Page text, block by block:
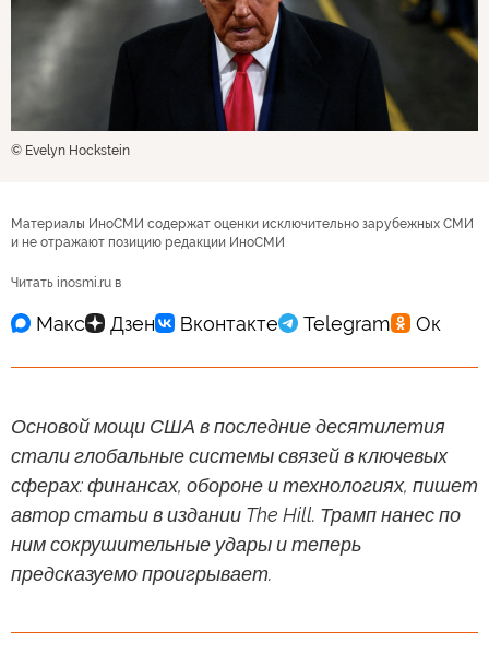
© Evelyn Hockstein
Материалы ИноСМИ содержат оценки исключительно зарубежных СМИ
и не отражают позицию редакции ИноСМИ
Читать inosmi.ru в
Основой мощи США в последние десятилетия
стали глобальные системы связей в ключевых
сферах: финансах, обороне и технологиях, пишет
автор статьи в издании The Hill. Трамп нанес по
ним сокрушительные удары и теперь
предсказуемо проигрывает.